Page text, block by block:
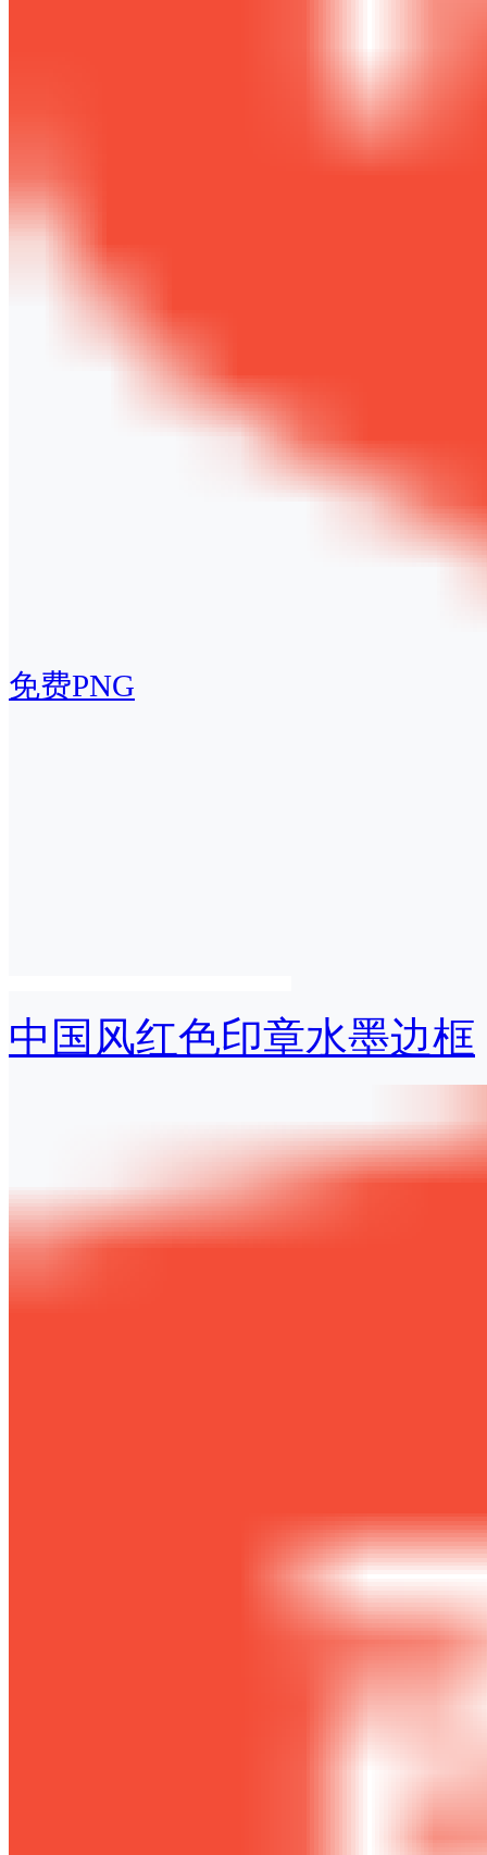
免费PNG
中国风红色印章水墨边框